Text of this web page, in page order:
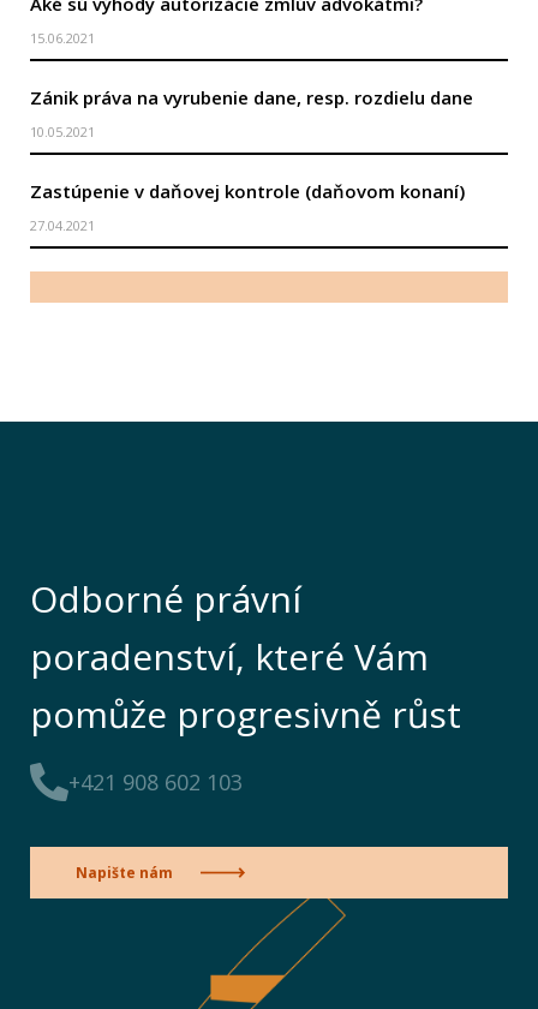
15.06.2021
Zánik práva na vyrubenie dane, resp. rozdielu dane
10.05.2021
Zastúpenie v daňovej kontrole (daňovom konaní)
27.04.2021
Odborné právní
poradenství, které Vám
pomůže progresivně růst
+421 908 602 103
Napište nám